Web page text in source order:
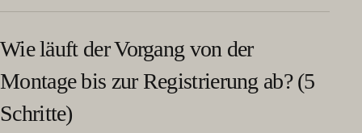
Wie läuft der Vorgang von der
Montage bis zur Registrierung ab? (5
Schritte)